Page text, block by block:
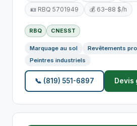
🪪 RBQ 5701949
💰 63–88 $/h
RBQ CNESST
Marquage au sol
Revêtements
Peintres industriels
📞 (819) 551-6897 Devis